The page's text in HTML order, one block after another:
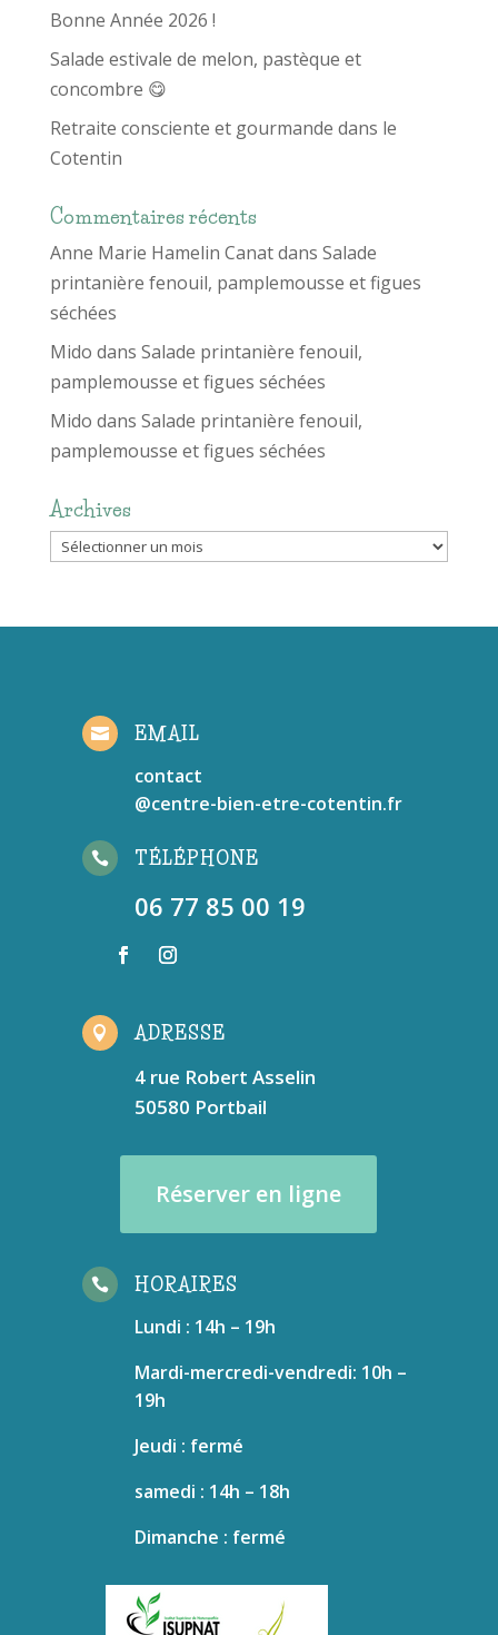
Bonne Année 2026 !
Salade estivale de melon, pastèque et
concombre 😋
Retraite consciente et gourmande dans le
Cotentin
Commentaires récents
Anne Marie Hamelin Canatdans Salade
printanière fenouil, pamplemousse et figues
séchées
Mido dans Salade printanière fenouil,
pamplemousse et figues séchées
Mido dans Salade printanière fenouil,
pamplemousse et figues séchées
Archives
Archives
 EMAIL
contact
@centre-bien-etre-cotentin.fr
 TÉLÉPHONE
06 77 85 00 19
 ADRESSE
4 rue Robert Asselin
50580 Portbail
Réserver en ligne
 HORAIRES
Lundi : 14h – 19h
Mardi-mercredi-vendredi: 10h –
19h
Jeudi : fermé
samedi : 14h – 18h
Dimanche : fermé